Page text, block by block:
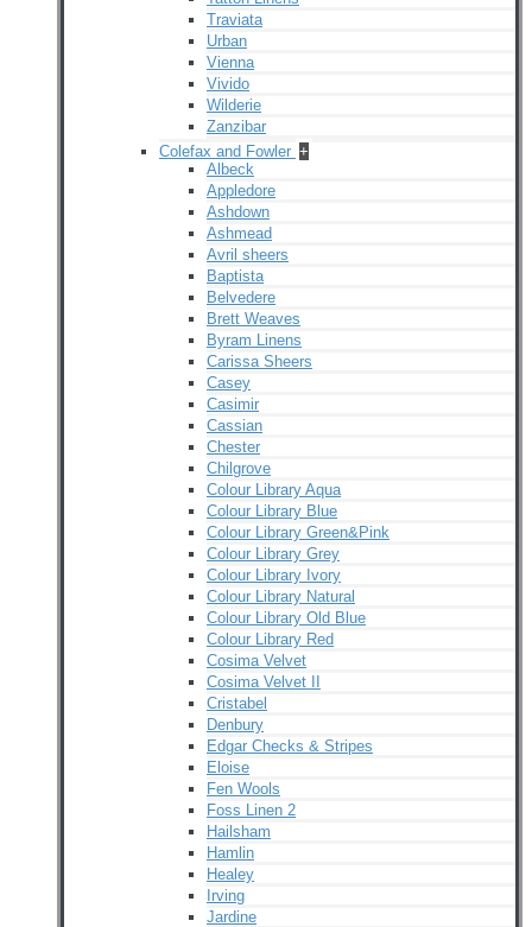
Traviata
Urban
Vienna
Vivido
Wilderie
Zanzibar
Colefax and Fowler +
Albeck
Appledore
Ashdown
Ashmead
Avril sheers
Baptista
Belvedere
Brett Weaves
Byram Linens
Carissa Sheers
Casey
Casimir
Cassian
Chester
Chilgrove
Colour Library Aqua
Colour Library Blue
Colour Library Green&Pink
Colour Library Grey
Colour Library Ivory
Colour Library Natural
Colour Library Old Blue
Colour Library Red
Cosima Velvet
Cosima Velvet II
Cristabel
Denbury
Edgar Checks & Stripes
Eloise
Fen Wools
Foss Linen 2
Hailsham
Hamlin
Healey
Irving
Jardine